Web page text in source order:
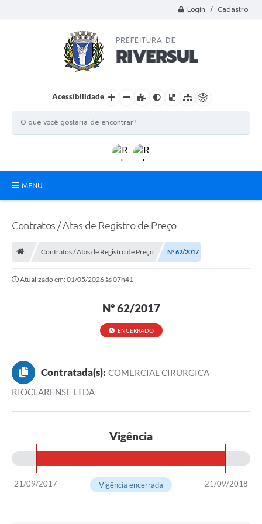
Login / Cadastro
Acessibilidade
MENU
Protocolo online
Conselhos
Editais
Sites utilitarios
Audiências Públicas
Contratos / Atas de Registro de Preço
Contratos / Atas de Registro de Preço Nº 62/2017
Atualizado em: 01/05/2026 às 07h41
Nº 62/2017
ENCERRADO
Contratada(s): COMERCIAL CIRURGICA
RIOCLARENSE LTDA
Vigência
21/09/2017 21/09/2018
Vigência encerrada